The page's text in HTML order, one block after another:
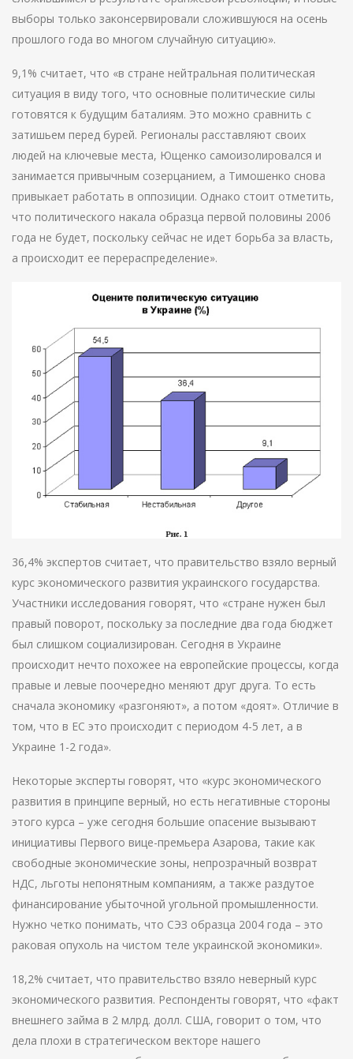
выборы только законсервировали сложившуюся на осень
прошлого года во многом случайную ситуацию».
9,1% считает, что «в стране нейтральная политическая
ситуация в виду того, что основные политические силы
готовятся к будущим баталиям. Это можно сравнить с
затишьем перед бурей. Регионалы расставляют своих
людей на ключевые места, Ющенко самоизолировался и
занимается привычным созерцанием, а Тимошенко снова
привыкает работать в оппозиции. Однако стоит отметить,
что политического накала образца первой половины 2006
года не будет, поскольку сейчас не идет борьба за власть,
а происходит ее перераспределение».
36,4% экспертов считает, что правительство взяло верный
курс экономического развития украинского государства.
Участники исследования говорят, что «стране нужен был
правый поворот, поскольку за последние два года бюджет
был слишком социализирован. Сегодня в Украине
происходит нечто похожее на европейские процессы, когда
правые и левые поочередно меняют друг друга. То есть
сначала экономику «разгоняют», а потом «доят». Отличие в
том, что в ЕС это происходит с периодом 4-5 лет, а в
Украине 1-2 года».
Некоторые эксперты говорят, что «курс экономического
развития в принципе верный, но есть негативные стороны
этого курса – уже сегодня большие опасение вызывают
инициативы Первого вице-премьера Азарова, такие как
свободные экономические зоны, непрозрачный возврат
НДС, льготы непонятным компаниям, а также раздутое
финансирование убыточной угольной промышленности.
Нужно четко понимать, что СЭЗ образца 2004 года – это
раковая опухоль на чистом теле украинской экономики».
18,2% считает, что правительство взяло неверный курс
экономического развития. Респонденты говорят, что «факт
внешнего займа в 2 млрд. долл. США, говорит о том, что
дела плохи в стратегическом векторе нашего